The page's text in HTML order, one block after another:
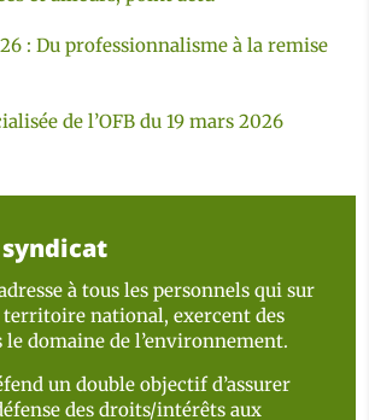
: Du professionnalisme à la remise
de l’OFB du 19 mars 2026
à tous les personnels qui sur
territoire national, exercent des
le domaine de l’environnement.
un double objectif d’assurer
des droits/intérêts aux